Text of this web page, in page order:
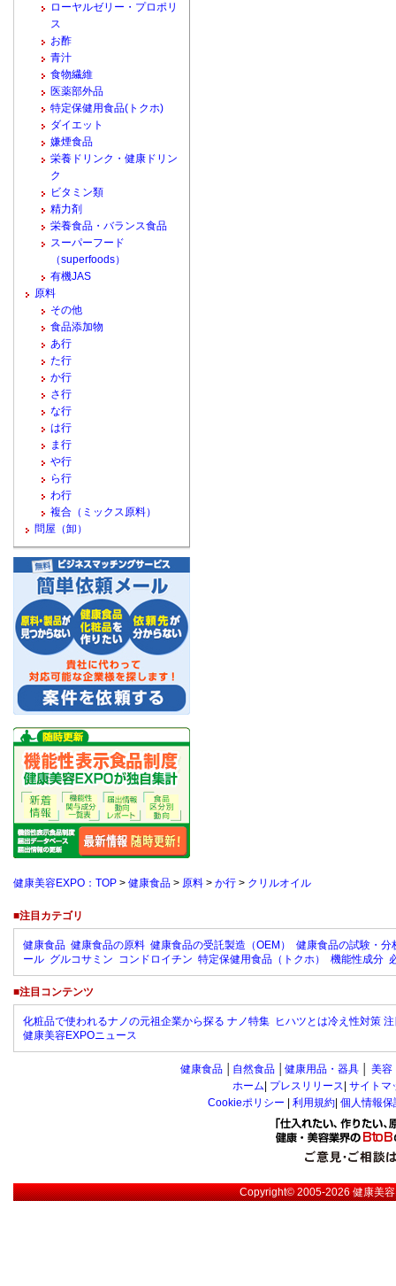
ローヤルゼリー・プロポリ
ス
お酢
青汁
食物繊維
医薬部外品
特定保健用食品(トクホ)
ダイエット
嫌煙食品
栄養ドリンク・健康ドリン
ク
ビタミン類
精力剤
栄養食品・バランス食品
スーパーフード
（superfoods）
有機JAS
原料
その他
食品添加物
あ行
た行
か行
さ行
な行
は行
ま行
や行
ら行
わ行
複合（ミックス原料）
問屋（卸）
健康美容EXPO：TOP > 健康食品 > 原料 > か行 > クリルオイル
■注目カテゴリ
健康食品 健康食品の原料 健康食品の受託製造（OEM）
健康食品の試験・分
ール グルコサミン コンドロイチン 特定保健用食品（トクホ） 機能性成分
■注目コンテンツ
化粧品で使われるナノの元祖企業から探る ナノ特集 ヒハツとは冷え性対策
健康美容EXPOニュース
健康食品 自然食品 健康用品・器具 美容
ホーム プレスリリース サイトマ
Cookieポリシー
利用規約 個人情報
Copyright© 2005-2026健康美